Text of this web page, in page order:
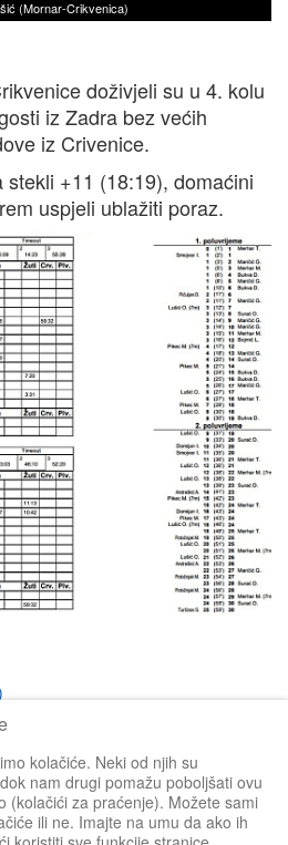
(Mornar-Crikvenica)
doživjeli su u 4. kolu
iz Zadra bez većih
iz Crivenice.
+11 (18:19), domaćini
uspjeli ublažiti poraz.
kolačiće. Neki od njih su
nam drugi pomažu poboljšati ovu
(kolačići za praćenje). Možete sami
ili ne. Imajte na umu da ako ih